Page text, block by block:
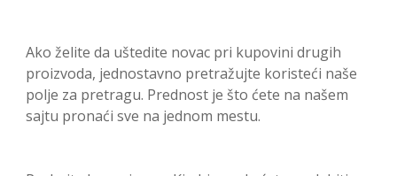
Ako želite da uštedite novac pri kupovini drugih
proizvoda, jednostavno pretražujte koristeći naše
polje za pretragu. Prednost je što ćete na našem
sajtu pronaći sve na jednom mestu.